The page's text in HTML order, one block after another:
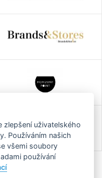
zlepšení uživatelského
Používáním našich
všemi soubory
používání